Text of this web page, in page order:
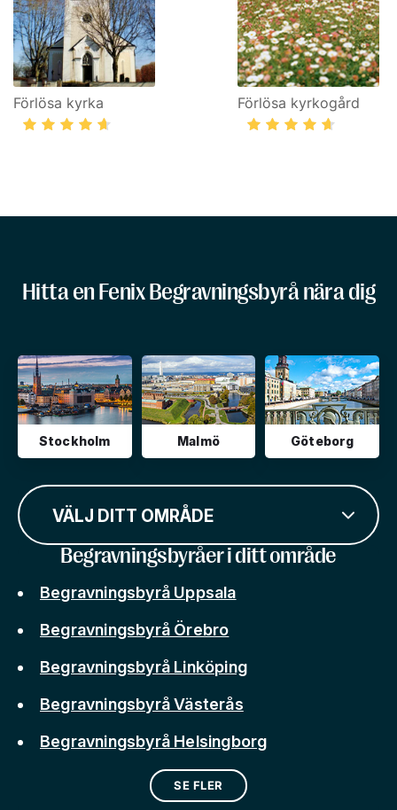
Förlösa kyrka Förlösa kyrkogård
Hitta en Fenix Begravningsbyrå nära dig
Stockholm Malmö Göteborg
VÄLJ DITT OMRÅDE
Begravningsbyråer i ditt område
Begravningsbyrå Uppsala
Begravningsbyrå Örebro
Begravningsbyrå Linköping
Begravningsbyrå Västerås
Begravningsbyrå Helsingborg
SE FLER